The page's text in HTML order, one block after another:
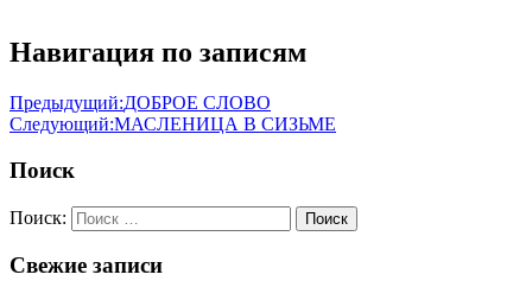
Навигация по записям
Предыдущий:ДОБРОЕ СЛОВО
Следующий:МАСЛЕНИЦА В СИЗЬМЕ
Поиск
Поиск: Поиск
Свежие записи